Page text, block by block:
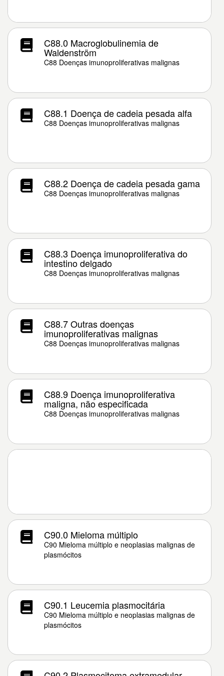
C88.0 Macroglobulinemia de
Waldenström
C88 Doenças imunoproliferativas malignas
C88.1 Doença de cadeia pesada alfa
C88 Doenças imunoproliferativas malignas
C88.2 Doença de cadeia pesada gama
C88 Doenças imunoproliferativas malignas
C88.3 Doença imunoproliferativa do
intestino delgado
C88 Doenças imunoproliferativas malignas
C88.7 Outras doenças
imunoproliferativas malignas
C88 Doenças imunoproliferativas malignas
C88.9 Doença imunoproliferativa
maligna, não especificada
C88 Doenças imunoproliferativas malignas
C90.0 Mieloma múltiplo
C90 Mieloma múltiplo e neoplasias malignas de
plasmócitos
C90.1 Leucemia plasmocitária
C90 Mieloma múltiplo e neoplasias malignas de
plasmócitos